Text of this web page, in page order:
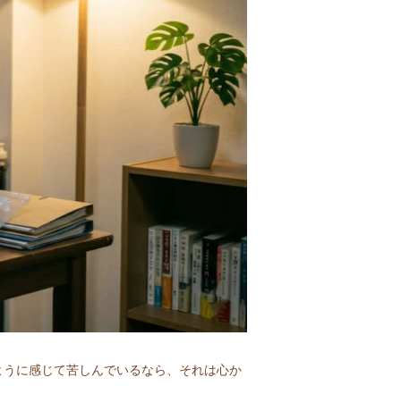
に感じて苦しんでいるなら、それは心か